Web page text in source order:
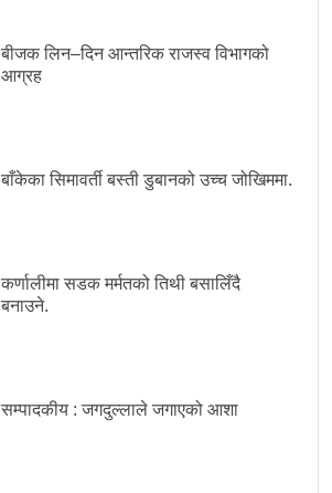
बीजक लिन–दिन आन्तरिक राजस्व विभागको
आग्रह
बाँकेका सिमावर्ती बस्ती डुबानको उच्च जोखिममा.
कर्णालीमा सडक मर्मतको तिथी बसालिँदै
बनाउने.
सम्पादकीय : जगदुल्लाले जगाएको आशा